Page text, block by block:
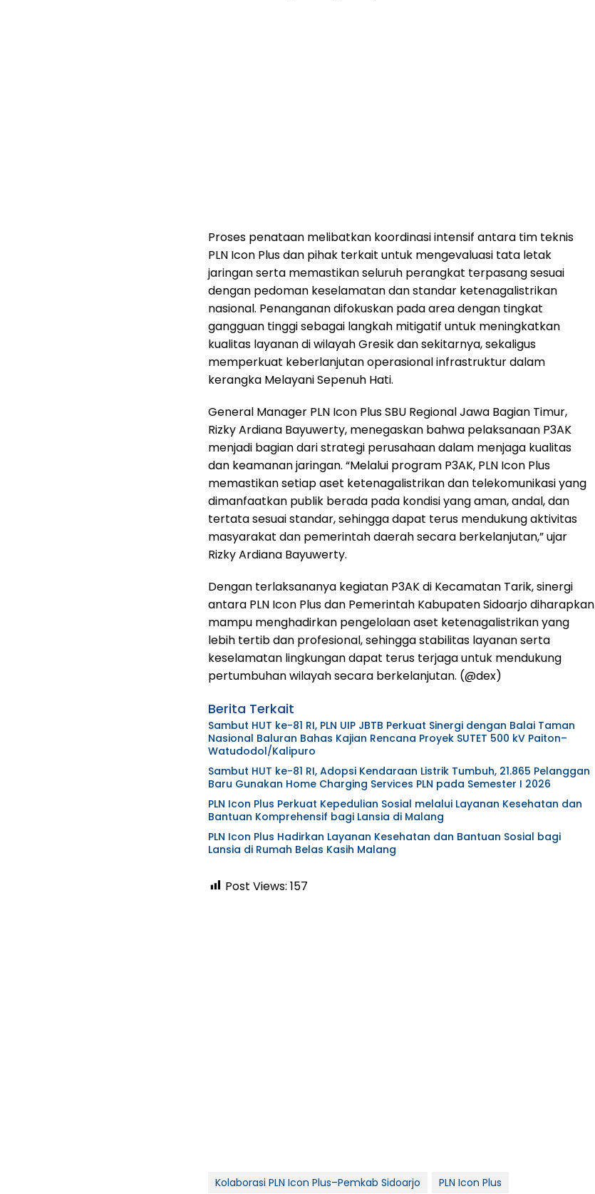
Proses penataan melibatkan koordinasi intensif antara tim teknis
PLN Icon Plus dan pihak terkait untuk mengevaluasi tata letak
jaringan serta memastikan seluruh perangkat terpasang sesuai
dengan pedoman keselamatan dan standar ketenagalistrikan
nasional. Penanganan difokuskan pada area dengan tingkat
gangguan tinggi sebagai langkah mitigatif untuk meningkatkan
kualitas layanan di wilayah Gresik dan sekitarnya, sekaligus
memperkuat keberlanjutan operasional infrastruktur dalam
kerangka Melayani Sepenuh Hati.
General Manager PLN Icon Plus SBU Regional Jawa Bagian Timur,
Rizky Ardiana Bayuwerty, menegaskan bahwa pelaksanaan P3AK
menjadi bagian dari strategi perusahaan dalam menjaga kualitas
dan keamanan jaringan. “Melalui program P3AK, PLN Icon Plus
memastikan setiap aset ketenagalistrikan dan telekomunikasi yang
dimanfaatkan publik berada pada kondisi yang aman, andal, dan
tertata sesuai standar, sehingga dapat terus mendukung aktivitas
masyarakat dan pemerintah daerah secara berkelanjutan,” ujar
Rizky Ardiana Bayuwerty.
Dengan terlaksananya kegiatan P3AK di Kecamatan Tarik, sinergi
antara PLN Icon Plus dan Pemerintah Kabupaten Sidoarjo diharapkan
mampu menghadirkan pengelolaan aset ketenagalistrikan yang
lebih tertib dan profesional, sehingga stabilitas layanan serta
keselamatan lingkungan dapat terus terjaga untuk mendukung
pertumbuhan wilayah secara berkelanjutan. (@dex)
Berita Terkait
Sambut HUT ke-81 RI, PLN UIP JBTB Perkuat Sinergi dengan Balai Taman
Nasional Baluran Bahas Kajian Rencana Proyek SUTET 500 kV Paiton–
Watudodol/Kalipuro
Sambut HUT ke-81 RI, Adopsi Kendaraan Listrik Tumbuh, 21.865 Pelanggan
Baru Gunakan Home Charging Services PLN pada Semester I 2026
PLN Icon Plus Perkuat Kepedulian Sosial melalui Layanan Kesehatan dan
Bantuan Komprehensif bagi Lansia di Malang
PLN Icon Plus Hadirkan Layanan Kesehatan dan Bantuan Sosial bagi
Lansia di Rumah Belas Kasih Malang
Post Views: 157
Kolaborasi PLN Icon Plus–Pemkab Sidoarjo PLN Icon Plus